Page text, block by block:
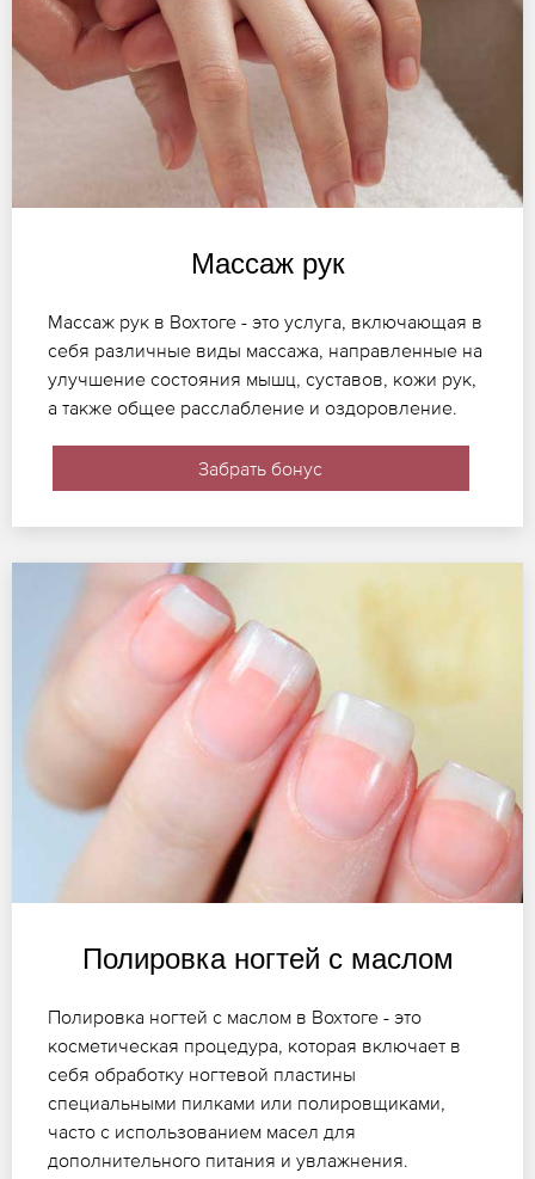
Массаж рук
Массаж рук в Вохтоге - это услуга, включающая в
себя различные виды массажа, направленные на
улучшение состояния мышц, суставов, кожи рук,
а также общее расслабление и оздоровление.
Забрать бонус
Полировка ногтей с маслом
Полировка ногтей с маслом в Вохтоге - это
косметическая процедура, которая включает в
себя обработку ногтевой пластины
специальными пилками или полировщиками,
часто с использованием масел для
дополнительного питания и увлажнения.